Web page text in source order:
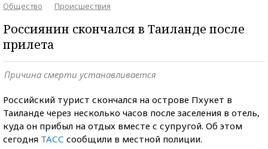
Общество
Происшествия
Россиянин скончался в Таиланде после
прилета
Причина смерти устанавливается
Российский турист скончался на острове Пхукет в
Таиланде через несколько часов после заселения в отель,
куда он прибыл на отдых вместе с супругой. Об этом
сегодня ТАСС сообщили в местной полиции.